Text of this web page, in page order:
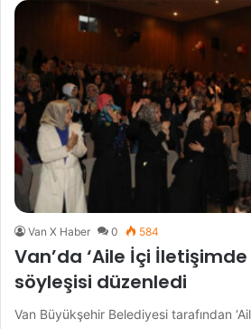
Van X Haber 0 584
Van’da ‘Aile İçi İletişimde
söyleşisi düzenledi
Van Büyükşehir Belediyesi tarafından